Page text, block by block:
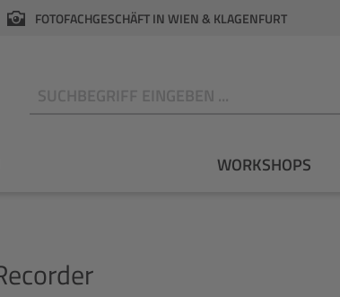
FOTOFACHGESCHÄFT IN WIEN & KLAGENFURT
WORKSHOPS